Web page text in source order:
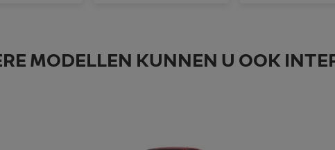
MODELLEN KUNNEN U OOK